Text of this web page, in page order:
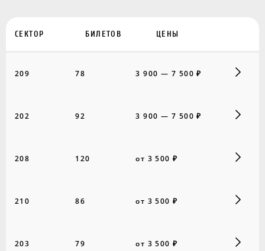
СЕКТОР БИЛЕТОВ ЦЕНЫ
209 78 3 900 — 7 500 ₽
202 92 3 900 — 7 500 ₽
208 120 от 3 500 ₽
210 86 от 3 500 ₽
203 79 от 3 500 ₽